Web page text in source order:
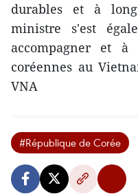
durables et à
ministre s'est
accompagner et à
coréennes au
VNA
#République de Corée